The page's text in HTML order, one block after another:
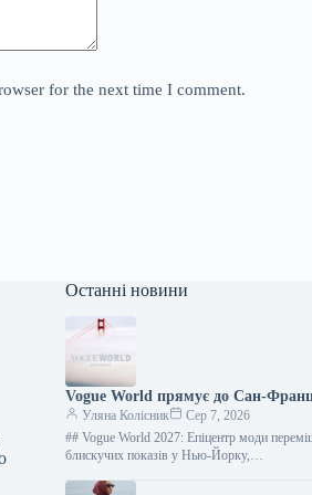
for the next time I comment.
Останні новини
Vogue World прямує до Сан-
Уляна Колісник
Сер 7, 2026
## Vogue World 2027: Епіцентр моди
блискучих показів у Нью-Йорку,…